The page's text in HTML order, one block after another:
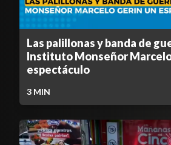
Las palillonas y banda de
Instituto Monseñor
espectáculo
3 MIN